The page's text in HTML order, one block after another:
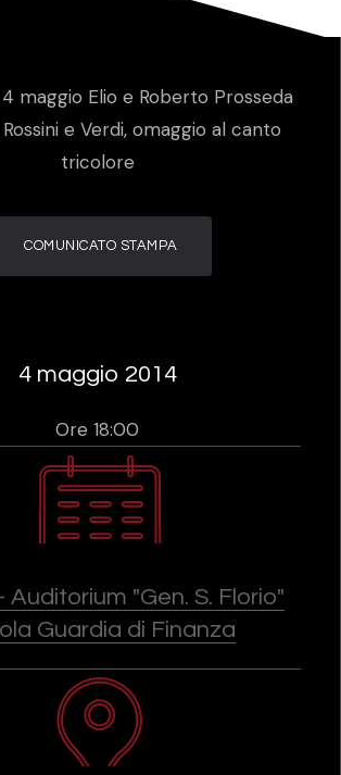
4 maggio Elio e Roberto Prosseda
e Verdi, omaggio al canto
tricolore
COMUNICATO STAMPA
4 maggio 2014
Ore 18:00
Auditorium "Gen. S. Florio"
Guardia di Finanza